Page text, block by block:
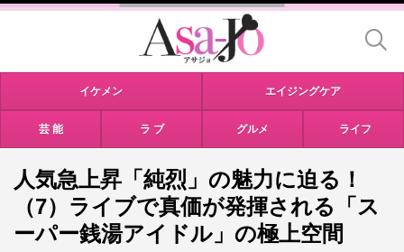
イケメン エイジングケア
芸 能 ラ ブ グルメ ライフ
人気急上昇「純烈」の魅力に迫る！
（7）ライブで真価が発揮される「ス
ーパー銭湯アイドル」の極上空間